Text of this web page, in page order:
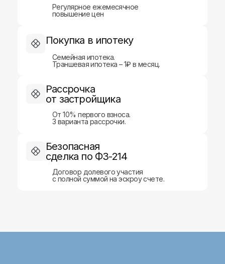
Регулярное ежемесячное
повышение цен
Покупка в ипотеку
Семейная ипотека.
Траншевая ипотека – 1₽ в месяц.
Рассрочка
от застройщика
От 10% первого взноса.
3 варианта рассрочки.
Безопасная
сделка по ФЗ-214
Договор долевого участия
с полной суммой на эскроу счете.
ОГРНИП 1251600030197
ИНН 1685022050
г. Казань, ул.
2 этаж (офис 4)
© Все права защищены. ООО «А1 БРОКЕРС»
Апартаменты ОАЭ
Защита персональных данных
Правовая информация
Новостройки
Новостройки Турции
info@a1-brokers.com